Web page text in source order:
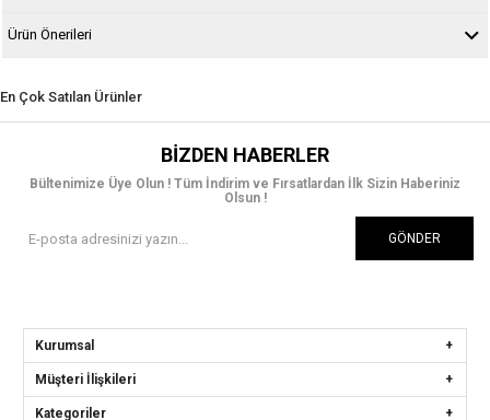
Ürün Önerileri
En Çok Satılan Ürünler
BIZDEN HABERLER
Bültenimize Üye Olun ! Tüm İndirim ve Fırsatlardan İlk Sizin Haberiniz
Olsun !
GÖNDER
Kurumsal
Müşteri İlişkileri
Kategoriler